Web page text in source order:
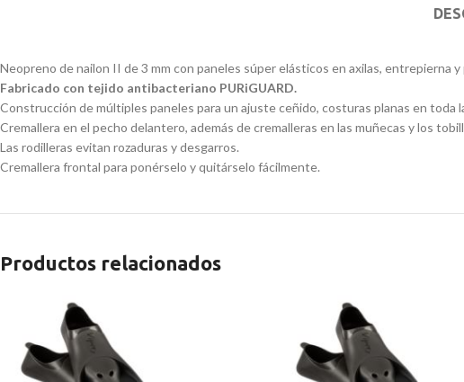
Neopreno de nailon II de 3 mm con paneles súper elásticos en axilas, entrepierna
Fabricado con tejido antibacteriano PURiGUARD.
Construcción de múltiples paneles para un ajuste ceñido, costuras planas en toda
Cremallera en el pecho delantero, además de cremalleras en las muñecas y los
Las rodilleras evitan rozaduras y desgarros.
Cremallera frontal para ponérselo y quitárselo fácilmente.
Productos relacionados